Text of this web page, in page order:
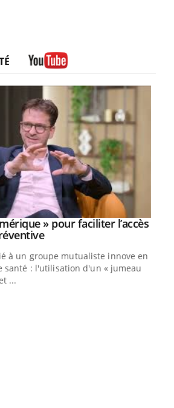
» pour faciliter l’accès
Youtube
à un groupe mutualiste innove en
santé : l'utilisation d'un « jumeau
...